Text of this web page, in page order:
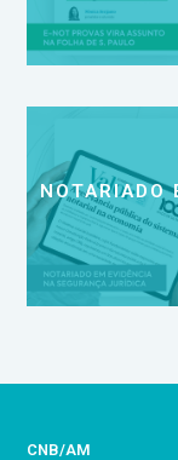
NOTARIADO
CNB/AM